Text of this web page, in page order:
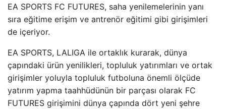
EA SPORTS FC FUTURES, saha yenilemelerinin yanı
sıra eğitime erişim ve antrenör eğitimi gibi girişimleri
de içeriyor.
EA SPORTS, LALIGA ile ortaklık kurarak, dünya
çapındaki ürün yenilikleri, topluluk yatırımları ve ortak
girişimler yoluyla topluluk futboluna önemli ölçüde
yatırım yapma taahhüdünün bir parçası olarak FC
FUTURES girişimini dünya çapında dört yeni şehre